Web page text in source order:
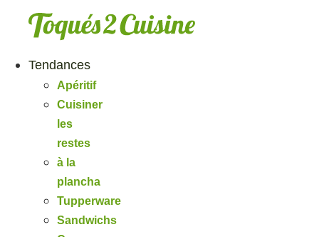
Tendances
Apéritif
Cuisiner
les
restes
à la
plancha
Tupperware
Sandwichs